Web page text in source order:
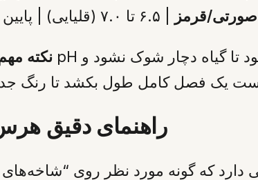
صورتی/قرمز
نکته
راهنمای دقیق